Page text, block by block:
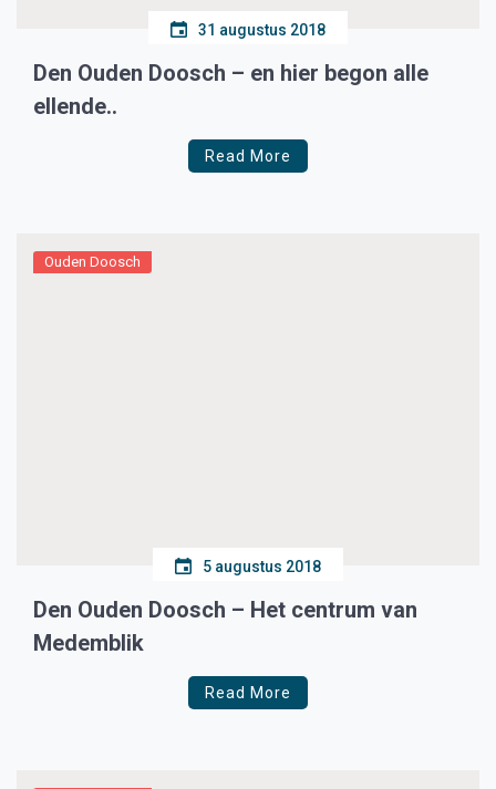
31 augustus 2018
Den Ouden Doosch – en hier begon alle
ellende..
Read More
Ouden Doosch
5 augustus 2018
Den Ouden Doosch – Het centrum van
Medemblik
Read More